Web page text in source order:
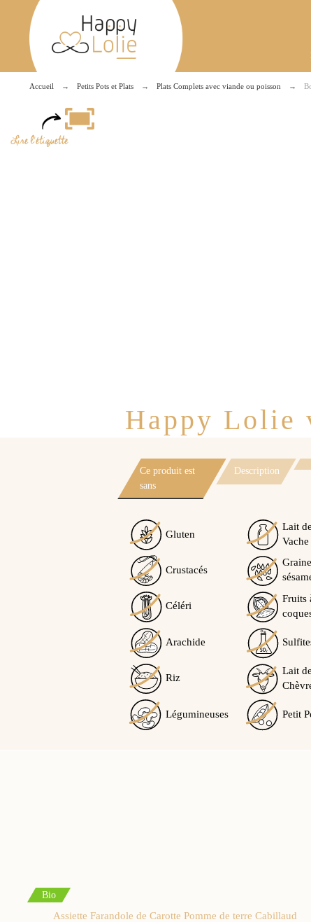
Accueil Petits Pots et Plats Plats Complets avec viande ou poisson
Happy Lolie
Ce produit est
sans
Description
Gluten
Lait de
Vache
Crustacés
Céléri
Fruits
Arachide
Riz
Lait de
Légumineuses Petit
Bio
Assiette Farandole de Carotte Pomme de terre Cabillaud